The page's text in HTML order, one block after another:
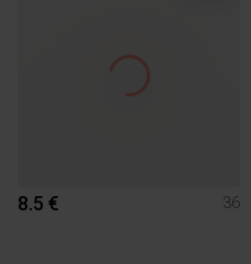
8.5 € 36